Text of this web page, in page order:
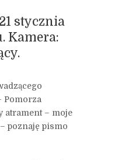
stycznia
Kamera:
Pomorza
atrament – moje
poznaję pismo